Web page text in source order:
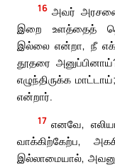
16 அவர்
இறை உளத்தைத்
இல்லை என்றா, நீ
தூதரை
எழுந்திருக்க
என்றார்.
17 எனவே,
வாக்கிற்கேற்ப,
இல்லாமையால்,